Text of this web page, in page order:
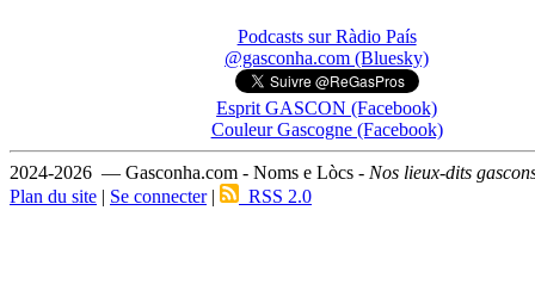
Podcasts sur Ràdio País
@gasconha.com (Bluesky)
Esprit GASCON (Facebook)
Couleur Gascogne (Facebook)
2024-2026 — Gasconha.com - Noms e Lòcs - Nos lieux-dits
Plan du site | Se connecter| RSS 2.0